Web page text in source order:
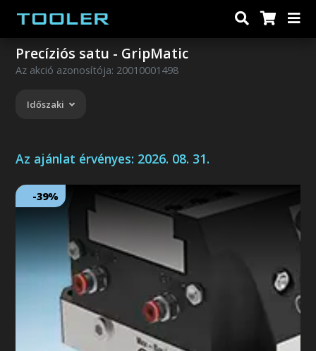
Precíziós satu - GripMatic
Az akció azonosítója: 20010001498
Időszaki
Az ajánlat érvényes: 2026. 08. 31.
-39%
Következő